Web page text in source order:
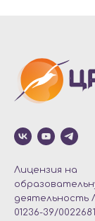
Лицензия на
деятельность
01236-39/